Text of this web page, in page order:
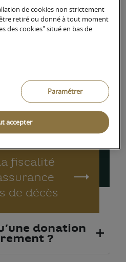
vos enfants ou un
votre conjoint :
à nos simulateurs.
coût
fiscalité
de décès
donation
?
de cookies non strictement
retiré ou donné à tout moment
des cookies" situé en bas de
Paramétrer
accepter